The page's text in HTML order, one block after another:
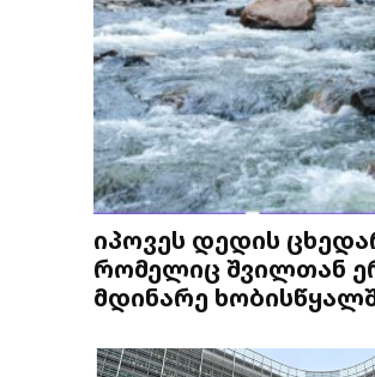
იპოვეს დედის
რომელიც შვილთან
მდინარე